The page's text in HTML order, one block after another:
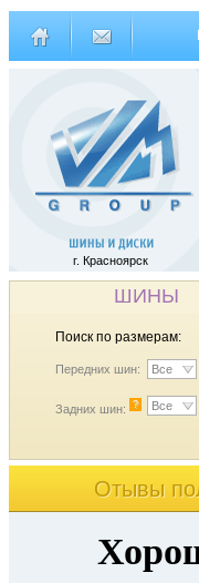
г. Красноярск
ШИНЫ
Поиск по размерам:
Передних шин: Все
Задних шин: ? Все
Отывы